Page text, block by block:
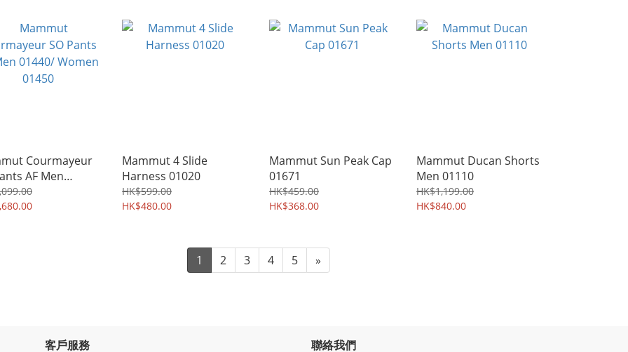
Courmayeur
AF Men
Women 01450
Mammut 4 Slide
Harness 01020
HK$599.00
HK$480.00
Mammut Sun Peak Cap
01671
HK$459.00
HK$368.00
Mammut Ducan Shorts
Men 01110
HK$1,199.00
HK$840.00
1 2 3 4 5 »
客戶服務 聯絡我們